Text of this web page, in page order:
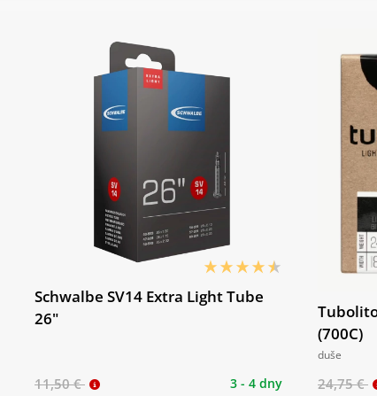
Schwalbe SV14 Extra Light Tube
26"
11,50 € 3 - 4 dny
(700C)
duše
24,75 €